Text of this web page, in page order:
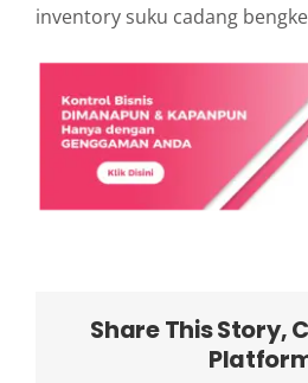
inventory suku cadang
Share This Story,